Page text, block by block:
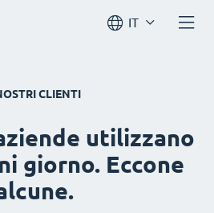
IT
CLIENTI
utilizzano
giorno. Eccone